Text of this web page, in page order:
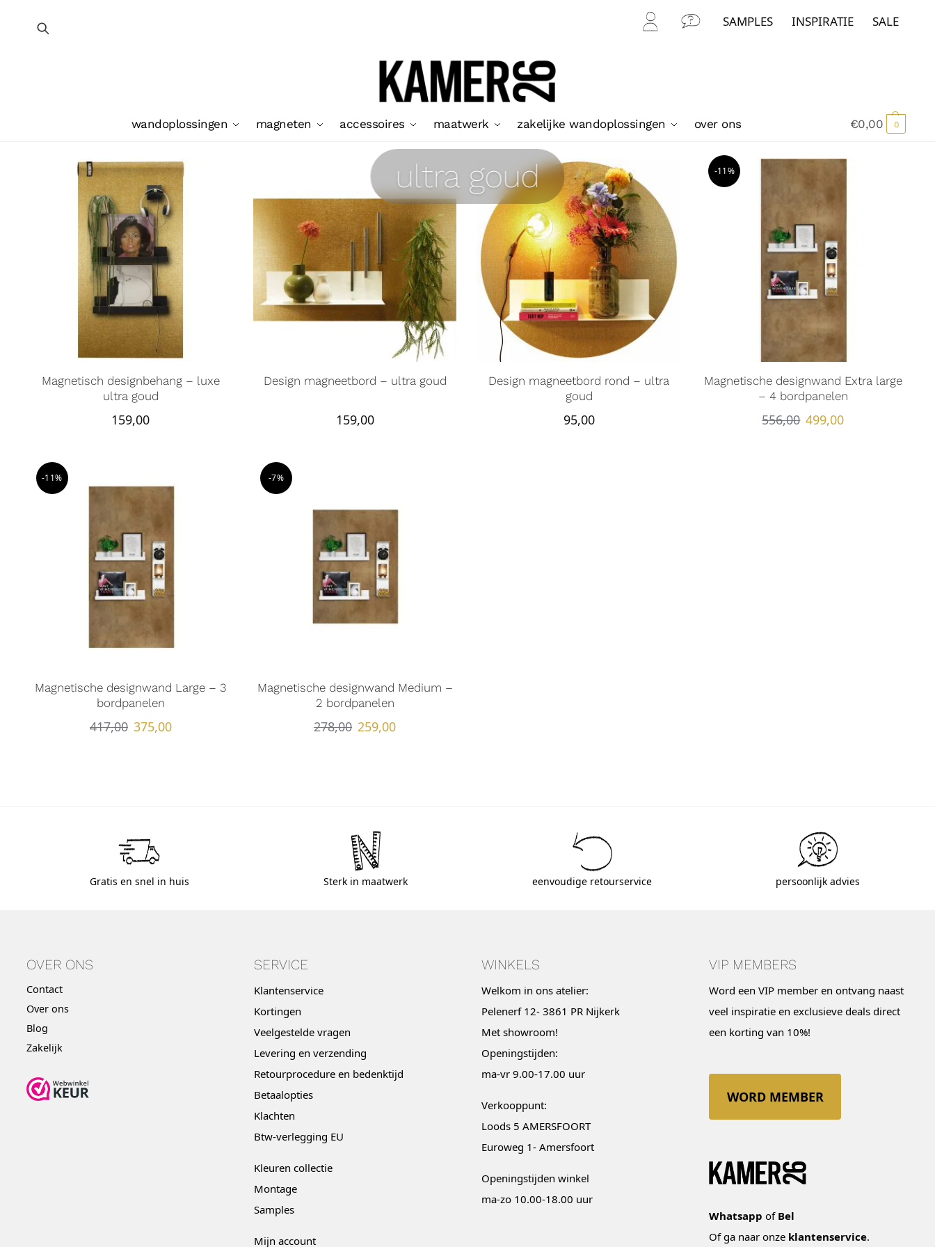
Mijn
Con
SAMPLES INSPIRATIE SALE
wandoplossingen magneten accessoires maatwerk zakelijke wandoplossingen over ons €0,00 0
ultra goud
Magnetisch designbehang – luxe
ultra goud
159,00
Design magneetbord – ultra goud
159,00
Design magneetbord rond – ultra
goud
95,00
-11%
Magnetische designwand Extra large
– 4 bordpanelen
556,00 499,00
-11%
Magnetische designwand Large – 3
bordpanelen
417,00 375,00
-7%
Magnetische designwand Medium –
2 bordpanelen
278,00 259,00
Gratis en snel in huis Sterk in maatwerk eenvoudige retourservice persoonlijk advies
OVER ONS
Contact
Over ons
Blog
Zakelijk
SERVICE
Klantenservice
Kortingen
Veelgestelde vragen
Levering en verzending
Retourprocedure en bedenktijd
Betaalopties
Klachten
Btw-verlegging EU
Kleuren collectie
Montage
Samples
Mijn account
WINKELS
Welkom in ons atelier:
Pelenerf 12- 3861 PR Nijkerk
Met showroom!
Openingstijden:
ma-vr 9.00-17.00 uur
Verkooppunt:
Loods 5 AMERSFOORT
Euroweg 1- Amersfoort
Openingstijden winkel
ma-zo 10.00-18.00 uur
VIP MEMBERS
Word een VIP member en ontvang naast
veel inspiratie en exclusieve deals direct
een korting van 10%!
WORD MEMBER
Whatsapp of Bel
Of ga naar onze klantenservice.